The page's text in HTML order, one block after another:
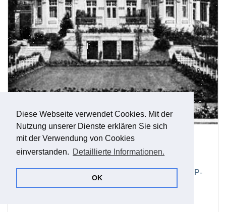
Diese Webseite verwendet Cookies. Mit der
Nutzung unserer Dienste erklären Sie sich
mit der Verwendung von Cookies
einverstanden. Detaillierte Informationen.
OK
Mutschmannvilla
Haus von Martin "König Mu" Mutschmann, NSDAP-